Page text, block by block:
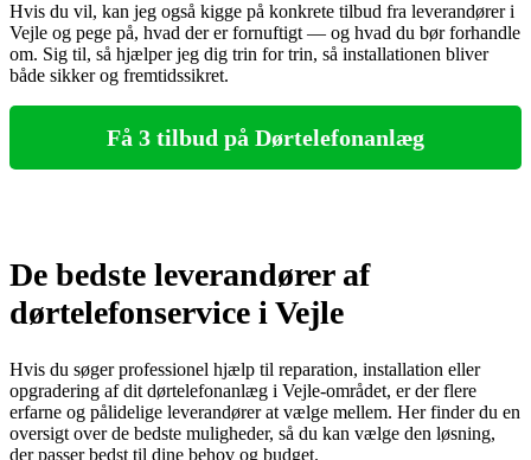
Hvis du vil, kan jeg også kigge på konkrete tilbud fra leverandører i
Vejle og pege på, hvad der er fornuftigt — og hvad du bør forhandle
om. Sig til, så hjælper jeg dig trin for trin, så installationen bliver
både sikker og fremtidssikret.
Få 3 tilbud på Dørtelefonanlæg
De bedste leverandører af
dørtelefonservice i Vejle
Hvis du søger professionel hjælp til reparation, installation eller
opgradering af dit dørtelefonanlæg i Vejle-området, er der flere
erfarne og pålidelige leverandører at vælge mellem. Her finder du en
oversigt over de bedste muligheder, så du kan vælge den løsning,
der passer bedst til dine behov og budget.